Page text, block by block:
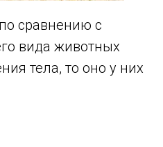
сравнению с
вида животных
тела, то оно у них